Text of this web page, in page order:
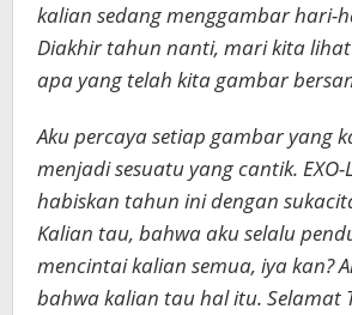
kalian sedang menggambar hari-
Diakhir tahun nanti, mari kita
apa yang telah kita gambar
Aku percaya setiap gambar yang
menjadi sesuatu yang cantik.
habiskan tahun ini dengan
Kalian tau, bahwa aku selalu
mencintai kalian semua, iya kan?
bahwa kalian tau hal itu. Selamat